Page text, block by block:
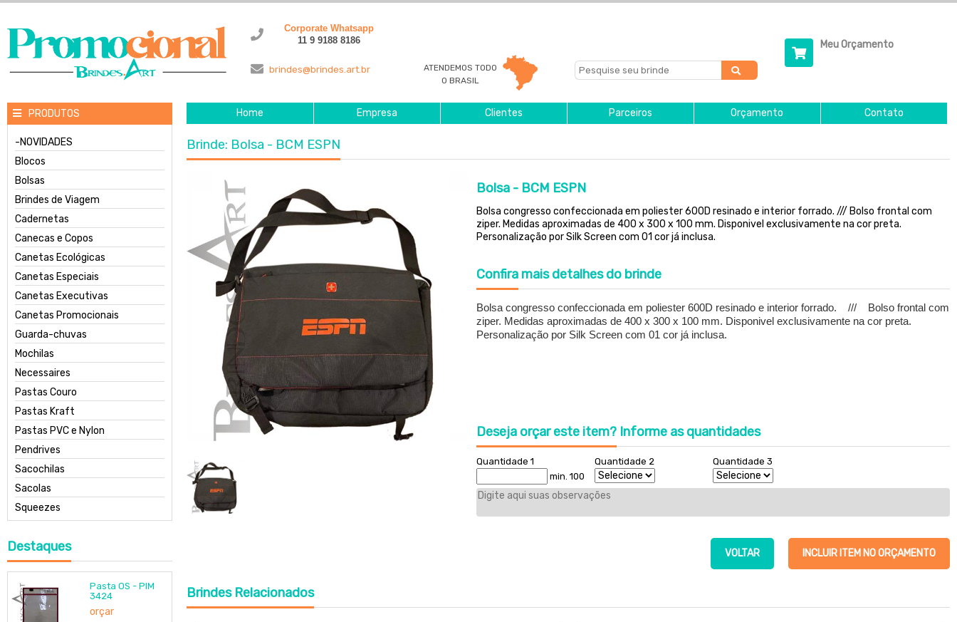
Corporate Whatsapp
11 9 9188 8186
brindes@brindes.art.br
ATENDEMOS TODO
O BRASIL
Meu Orçamento
PRODUTOS
-NOVIDADES
Blocos
Bolsas
Brindes de Viagem
Cadernetas
Canecas e Copos
Canetas Ecológicas
Canetas Especiais
Canetas Executivas
Canetas Promocionais
Guarda-chuvas
Mochilas
Necessaires
Pastas Couro
Pastas Kraft
Pastas PVC e Nylon
Pendrives
Sacochilas
Sacolas
Squeezes
Destaques
Pasta OS - PIM
3424
orçar
Home Empresa Clientes Parceiros Orçamento Contato
Brinde: Bolsa - BCM ESPN
Bolsa - BCM ESPN
Bolsa congresso confeccionada em poliester 600D resinado e interior forrado. /// Bolso frontal com
ziper. Medidas aproximadas de 400 x 300 x 100 mm. Disponivel exclusivamente na cor preta.
Personalização por Silk Screen com 01 cor já inclusa.
Confiramais detalhes do brinde
Bolsa congresso confeccionada em poliester 600D resinado e interior forrado. /// Bolso frontal com
ziper. Medidas aproximadas de 400 x 300 x 100 mm. Disponivel exclusivamente na cor preta.
Personalização por Silk Screen com 01 cor já inclusa.
Deseja orçar este item?Informe as quantidades
Quantidade 1
min. 100
Quantidade 2 Quantidade 3
INCLUIR ITEM NO ORÇAMENTO
VOLTAR
BrindesRelacionados